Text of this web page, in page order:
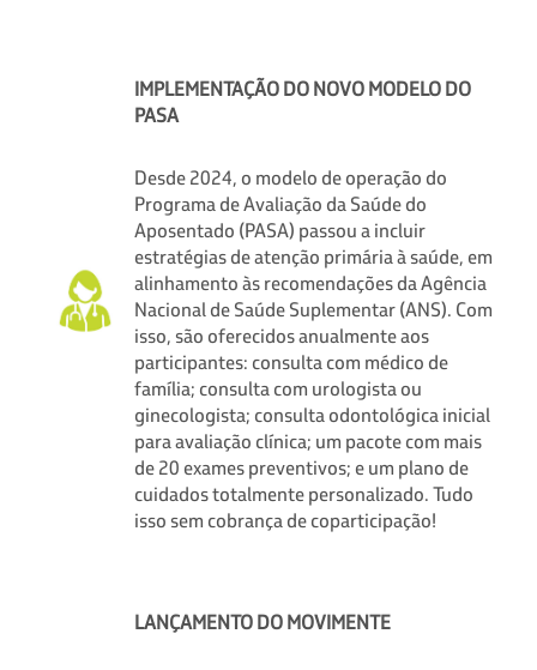
IMPLEMENTAÇÃO DO NOVO MODELO DO
PASA
Desde 2024, o modelo de operação do
Programa de Avaliação da Saúde do
Aposentado (PASA) passou a incluir
estratégias de atenção primária à saúde, em
alinhamento às recomendações da Agência
Nacional de Saúde Suplementar (ANS). Com
isso, são oferecidos anualmente aos
participantes: consulta com médico de
família; consulta com urologista ou
ginecologista; consulta odontológica inicial
para avaliação clínica; um pacote com mais
de 20 exames preventivos; e um plano de
cuidados totalmente personalizado. Tudo
isso sem cobrança de coparticipação!
LANÇAMENTO DO MOVIMENTE